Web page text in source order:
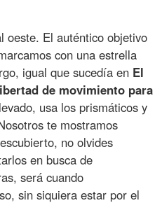
oeste. El auténtico objetivo
con una estrella
igual que sucedía en El
de movimiento para
usa los prismáticos y
te mostramos
no olvides
en busca de
será cuando
sin siquiera estar por el